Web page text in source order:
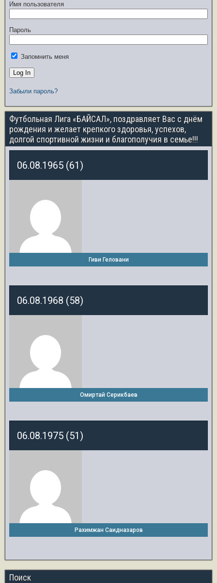
Имя пользователя
Пароль
Запомнить меня
Забыли пароль?
Футбольная Лига «БАЙСАЛ», поздравляет Вас с днём
рождения и желает крепкого здоровья, успехов,
долгой спортивной жизни и благополучия в семье!!!
06.08.1965 (61)
Гиви Геловани
06.08.1968 (58)
Омиртай Серикбаев
06.08.1975 (51)
Рахимжан Саидназаров
Поиск